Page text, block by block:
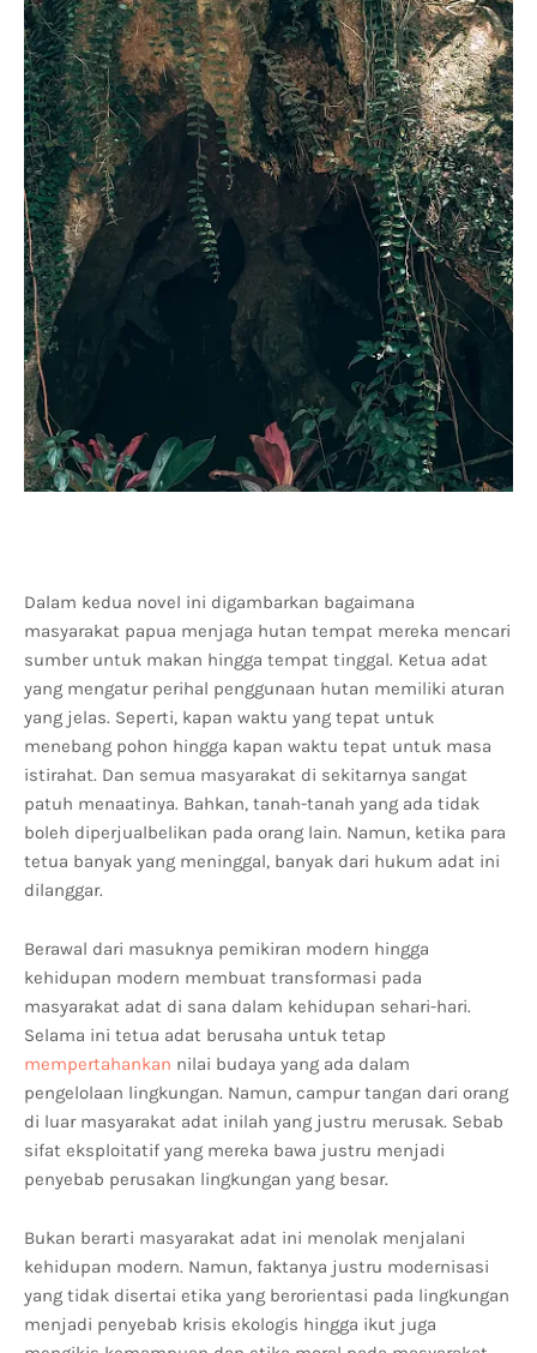
Dalam kedua novel ini digambarkan bagaimana
masyarakat papua menjaga hutan tempat mereka mencari
sumber untuk makan hingga tempat tinggal. Ketua adat
yang mengatur perihal penggunaan hutan memiliki aturan
yang jelas. Seperti, kapan waktu yang tepat untuk
menebang pohon hingga kapan waktu tepat untuk masa
istirahat. Dan semua masyarakat di sekitarnya sangat
patuh menaatinya. Bahkan, tanah-tanah yang ada tidak
boleh diperjualbelikan pada orang lain. Namun, ketika para
tetua banyak yang meninggal, banyak dari hukum adat ini
dilanggar.
Berawal dari masuknya pemikiran modern hingga
kehidupan modern membuat transformasi pada
masyarakat adat di sana dalam kehidupan sehari-hari.
Selama ini tetua adat berusaha untuk tetap
mempertahankan nilai budaya yang ada dalam
pengelolaan lingkungan. Namun, campur tangan dari orang
di luar masyarakat adat inilah yang justru merusak. Sebab
sifat eksploitatif yang mereka bawa justru menjadi
penyebab perusakan lingkungan yang besar.
Bukan berarti masyarakat adat ini menolak menjalani
kehidupan modern. Namun, faktanya justru modernisasi
yang tidak disertai etika yang berorientasi pada lingkungan
menjadi penyebab krisis ekologis hingga ikut juga